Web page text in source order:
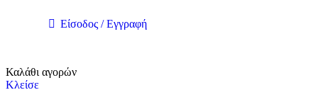
Είσοδος / Εγγραφή
Καλάθι αγορών
Κλείσε